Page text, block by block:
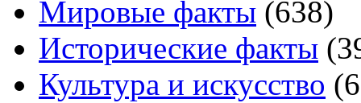
Мировые факты (638)
Исторические факты (
Культура и искусство (